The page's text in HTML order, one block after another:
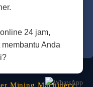
Mining Machinery
24 jam,
Anda